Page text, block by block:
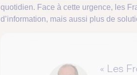
quotidien. Face à cette urgence, les
d’information, mais aussi plus de
« Les